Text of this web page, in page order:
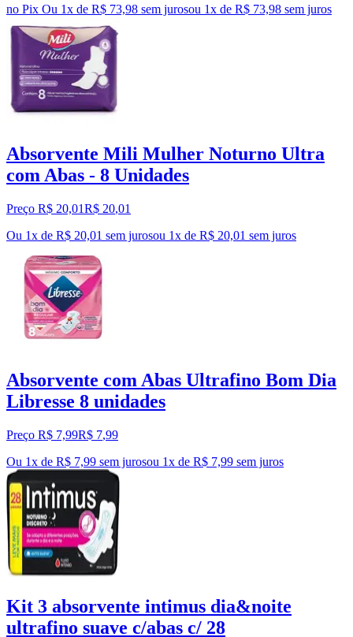
no Pix Ou 1x de R$ 73,98 sem jurosou 1x de R$ 73,98 sem juros
Absorvente Mili Mulher Noturno Ultra
com Abas - 8 Unidades
Preço R$ 20,01R$ 20,01
Ou 1x de R$ 20,01 sem jurosou 1x de R$ 20,01 sem juros
Absorvente com Abas Ultrafino Bom Dia
Libresse 8 unidades
Preço R$ 7,99R$ 7,99
Ou 1x de R$ 7,99 sem jurosou 1x de R$ 7,99 sem juros
Kit 3 absorvente intimus dia&noite
ultrafino suave c/abas c/ 28